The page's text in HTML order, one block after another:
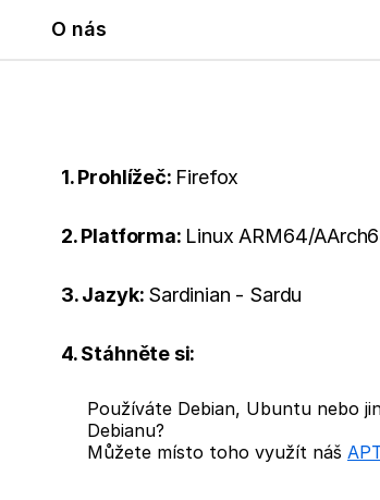
O nás
1. Prohlížeč: Firefox
2. Platforma: Linux ARM64/
3. Jazyk: Sardinian - Sardu
4. Stáhněte si:
Používáte Debian, Ubuntu nebo
Debianu?
Můžete místo toho využít náš